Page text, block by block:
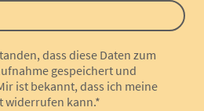
dass diese Daten zum
gespeichert und
ist bekannt, dass ich meine
widerrufen kann.*